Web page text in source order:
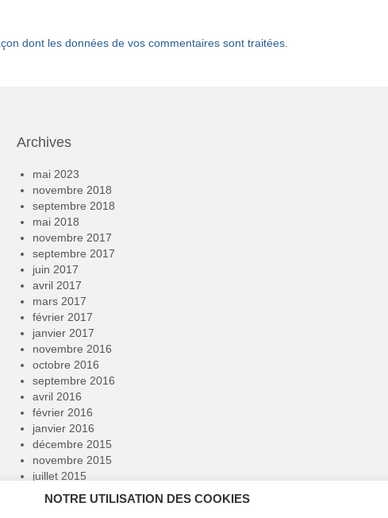
dont les données de vos commentaires sont traitées.
Archives
mai 2023
novembre 2018
septembre 2018
mai 2018
novembre 2017
septembre 2017
juin 2017
avril 2017
mars 2017
février 2017
janvier 2017
novembre 2016
octobre 2016
septembre 2016
avril 2016
février 2016
janvier 2016
décembre 2015
novembre 2015
juillet 2015
juin 2015
NOTRE UTILISATION DES COOKIES